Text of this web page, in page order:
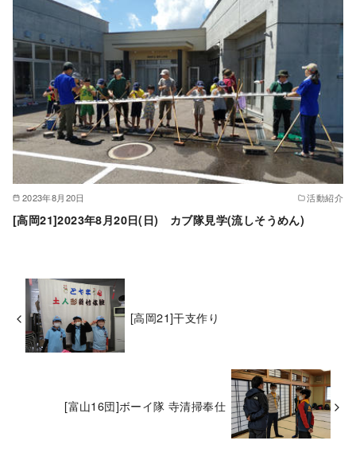
2023年8月20日 活動紹介
[高岡21]2023年8月20日(日) カブ隊見学(流しそうめん)
[高岡21]干支作り
[富山16団]ボーイ隊 寺清掃奉仕